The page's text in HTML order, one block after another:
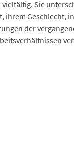
Sie
ihrem Geschlecht,
der